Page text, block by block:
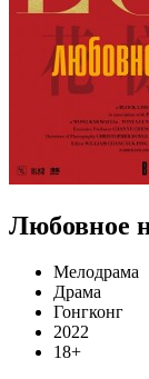
Любовное
Мелодрама
Драма
Гонгконг
2022
18+